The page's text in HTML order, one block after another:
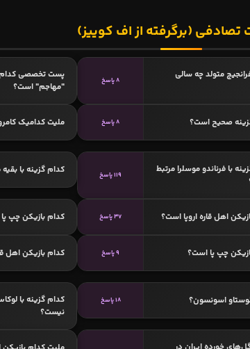
تصادفی (برگرفته از اف کوییز)
متولد چه سالی
8 پاسخ
پست تخصصی کدام
"مهاجم" است؟
صحیح است؟ 8 پاسخ ملیت کدامیک
با فرناندو موسلرا مرتبط
119 پاسخ کدام گزینه با
اهل قاره اروپا است؟ 37 پاسخ کدام بازیکن چپ
چپ پا است؟ 9 پاسخ کدام بازیکن اهل
اسونسون؟ 18 پاسخ
کدام گزینه با
نیست؟